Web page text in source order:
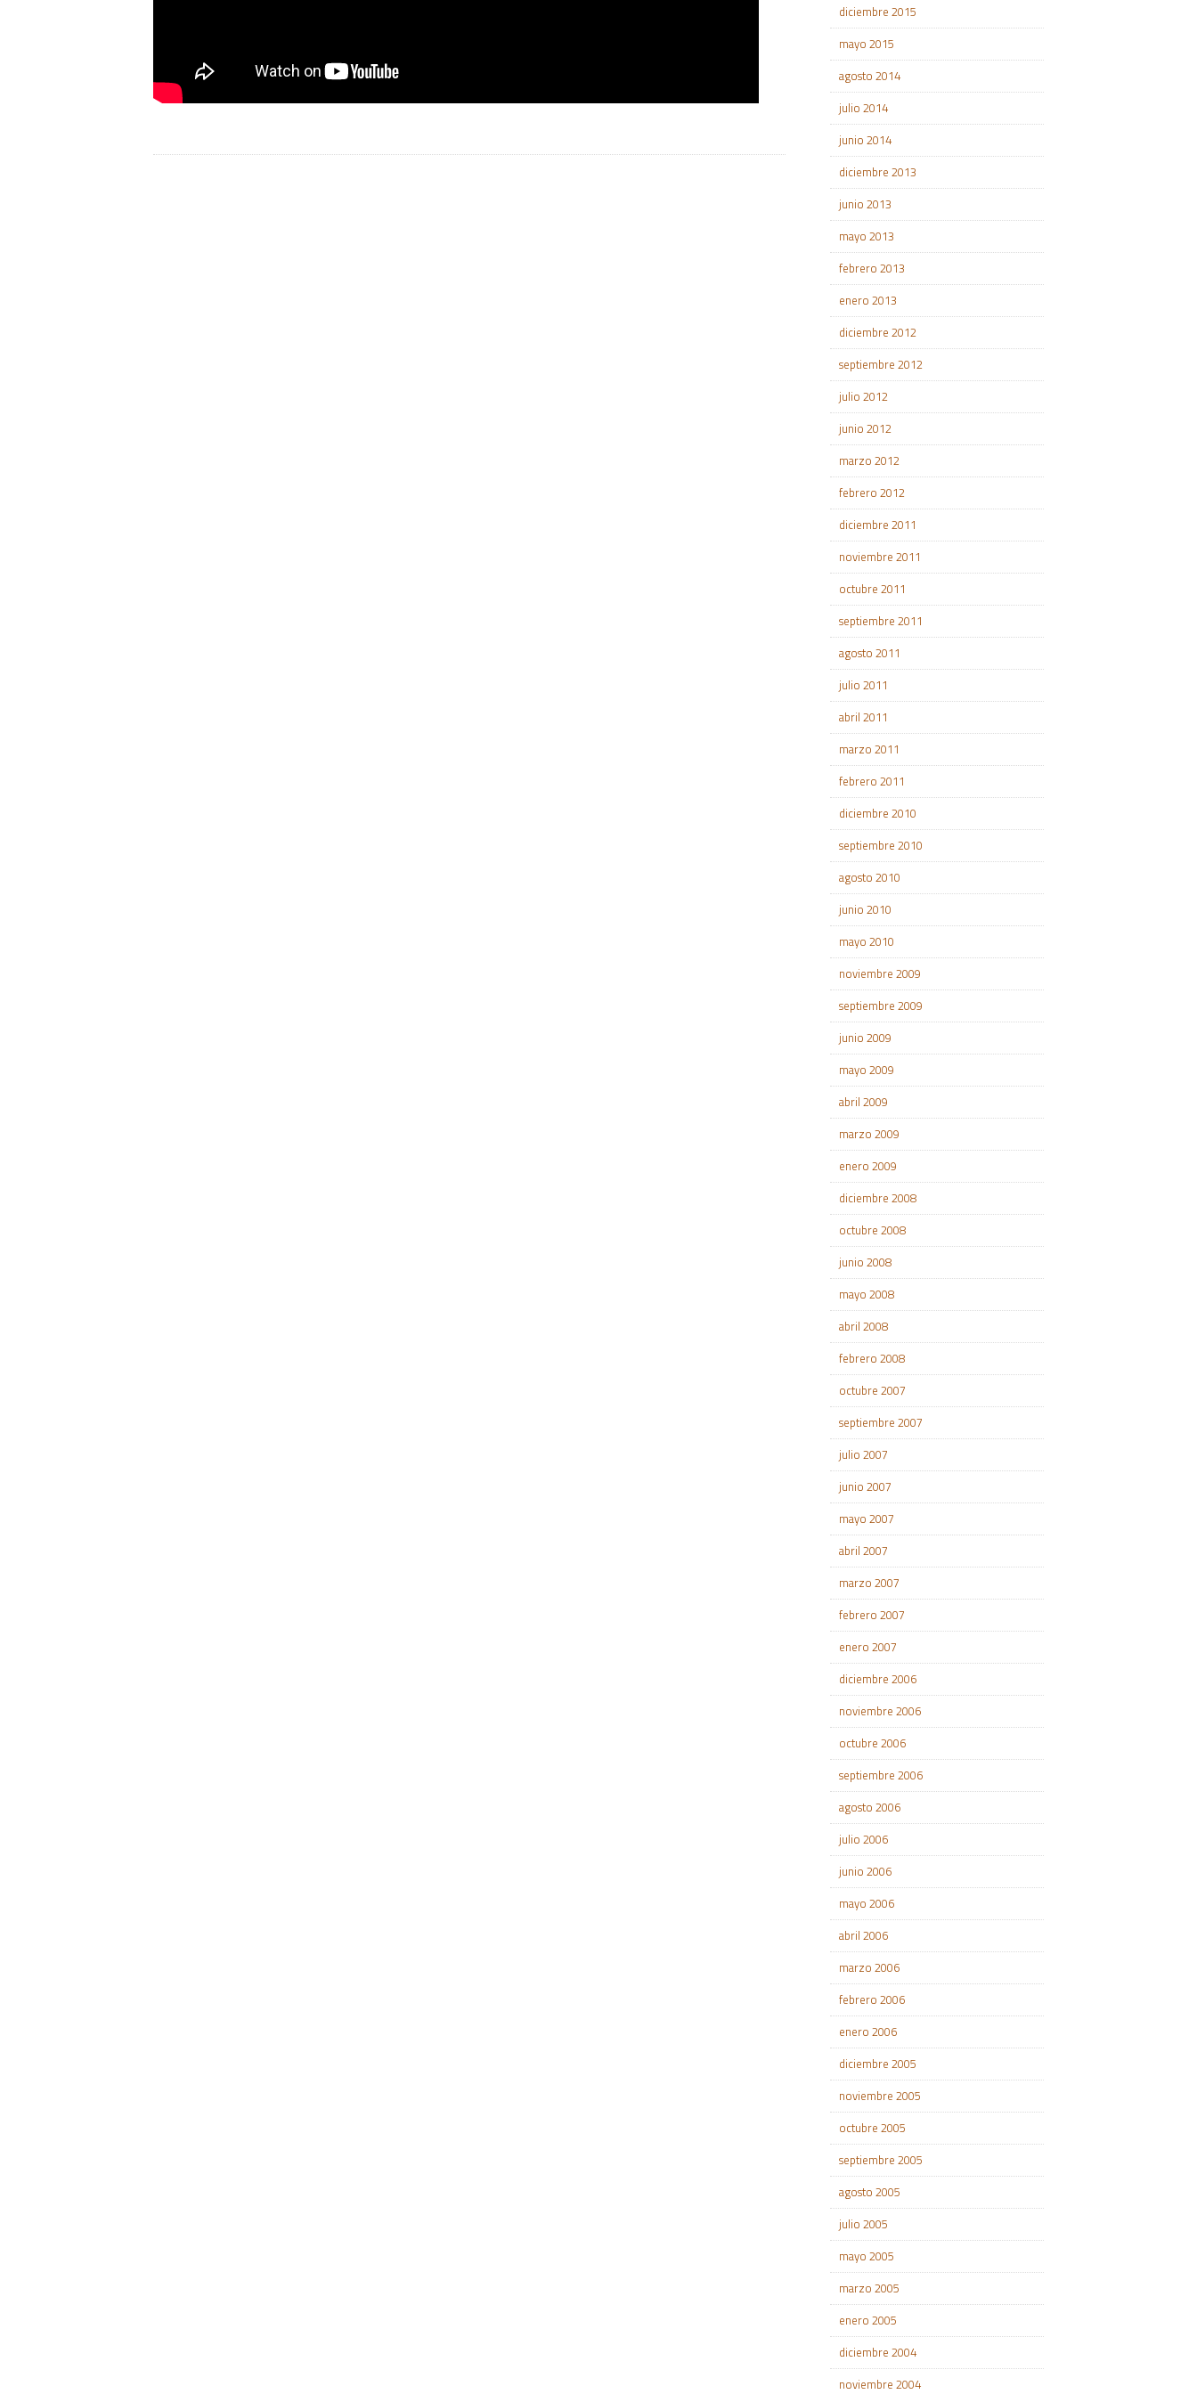
diciembre 2015
mayo 2015
agosto 2014
julio 2014
junio 2014
diciembre 2013
junio 2013
mayo 2013
febrero 2013
enero 2013
diciembre 2012
septiembre 2012
julio 2012
junio 2012
marzo 2012
febrero 2012
diciembre 2011
noviembre 2011
octubre 2011
septiembre 2011
agosto 2011
julio 2011
abril 2011
marzo 2011
febrero 2011
diciembre 2010
septiembre 2010
agosto 2010
junio 2010
mayo 2010
noviembre 2009
septiembre 2009
junio 2009
mayo 2009
abril 2009
marzo 2009
enero 2009
diciembre 2008
octubre 2008
junio 2008
mayo 2008
abril 2008
febrero 2008
octubre 2007
septiembre 2007
julio 2007
junio 2007
mayo 2007
abril 2007
marzo 2007
febrero 2007
enero 2007
diciembre 2006
noviembre 2006
octubre 2006
septiembre 2006
agosto 2006
julio 2006
junio 2006
mayo 2006
abril 2006
marzo 2006
febrero 2006
enero 2006
diciembre 2005
noviembre 2005
octubre 2005
septiembre 2005
agosto 2005
julio 2005
mayo 2005
marzo 2005
enero 2005
diciembre 2004
noviembre 2004